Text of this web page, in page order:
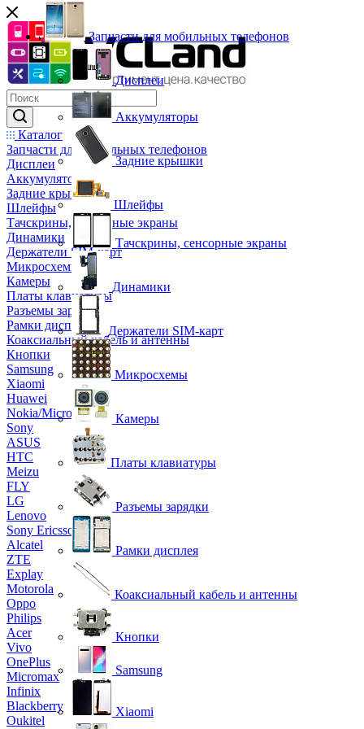
Каталог
Запчасти для мобильных телефонов
Дисплеи
Аккумуляторы
Задние крышки
Шлейфы
Тачскрины, сенсорные экраны
Динамики
Держатели SIM-карт
Микросхемы
Камеры
Платы клавиатуры
Разъемы зарядки
Рамки дисплея
Коаксиальный кабель и антенны
Кнопки
Samsung
Xiaomi
Huawei
Nokia/Microsoft
Sony
ASUS
HTC
Meizu
FLY
LG
Lenovo
Sony Ericsson
Alcatel
ZTE
Explay
Motorola
Oppo
Philips
Acer
Vivo
OnePlus
Micromax
Infinix
Blackberry
Oukitel
Запчасти для мобильных телефонов
Дисплеи
Аккумуляторы
Задние крышки
Шлейфы
Тачскрины, сенсорные экраны
Динамики
Держатели SIM-карт
Микросхемы
Камеры
Платы клавиатуры
Разъемы зарядки
Рамки дисплея
Коаксиальный кабель и антенны
Кнопки
Samsung
Xiaomi